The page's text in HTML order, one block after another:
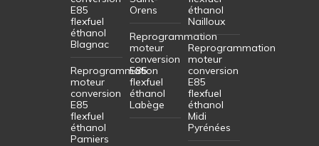
E85
flexfuel
éthanol
Blagnac
Reprogrammation
moteur
conversion
E85
flexfuel
éthanol
Pamiers
Orens
Reprogrammation
moteur
conversion
E85
flexfuel
éthanol
Labège
éthanol
Nailloux
Reprogrammation
moteur
conversion
E85
flexfuel
éthanol
Midi
Pyrénées